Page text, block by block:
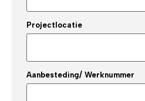
Projectlocatie
Aanbesteding/ Werknummer